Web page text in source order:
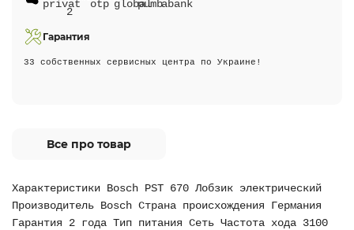
Гарантия
33 собственных сервисных центра по Украине!
Все про товар
Характеристики Bosch PST 670 Лобзик электрический
Производитель Bosch Страна происхождения Германия
Гарантия 2 года Тип питания Сеть Частота хода 3100